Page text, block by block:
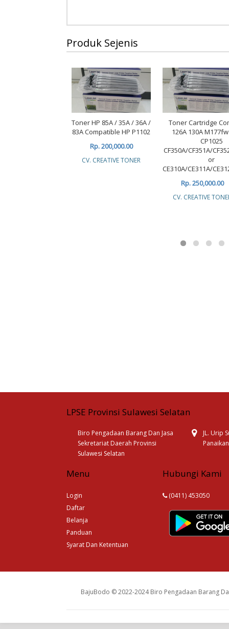
Produk Sejenis
Toner HP 85A / 35A / 36A /
83A Compatible HP P1102
Rp. 200,000.00
CV. CREATIVE TONER
Toner Cartridge
126A 130A
CP1025
CF350A/CF351A/
or
CE310A/CE311A/
Rp. 250,000.00
CV. CREATIVE
LPSE Provinsi Sulawesi Selatan
Biro Pengadaan Barang Dan Jasa
Sekretariat Daerah Provinsi
Sulawesi Selatan
JL. Urip
Menu
Login
Daftar
Belanja
Panduan
Syarat Dan Ketentuan
Hubungi Kami
(0411) 453050
BajuBodo © 2022-2024 Biro Pengadaan Barang